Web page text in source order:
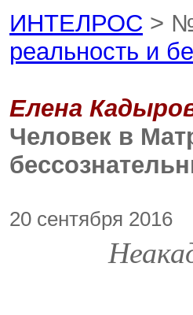
ИНТЕЛРОС >
реальность и
Елена
Человек в
20 сентября 2016